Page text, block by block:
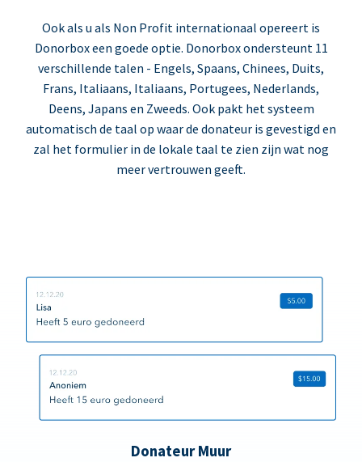
Ook als u als Non Profit internationaal opereert is
Donorbox een goede optie. Donorbox ondersteunt 11
verschillende talen - Engels, Spaans, Chinees, Duits,
Frans, Italiaans, Italiaans, Portugees, Nederlands,
Deens, Japans en Zweeds. Ook pakt het systeem
automatisch de taal op waar de donateur is gevestigd en
zal het formulier in de lokale taal te zien zijn wat nog
meer vertrouwen geeft.
Donateur Muur